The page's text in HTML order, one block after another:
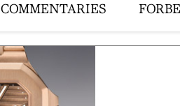
COMMENTARIES